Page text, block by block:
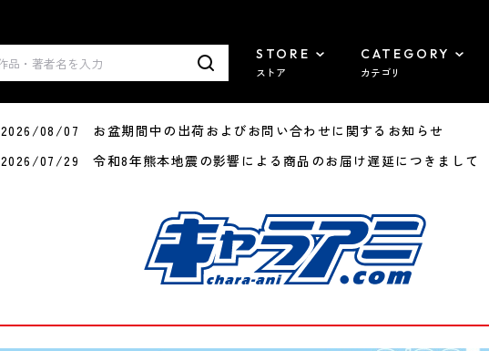
STORE
ストア
CATEGORY
カテゴリ
2026/08/07 お盆期間中の出荷およびお問い合わせに関するお知らせ
2026/07/29 令和8年熊本地震の影響による商品のお届け遅延につきまして